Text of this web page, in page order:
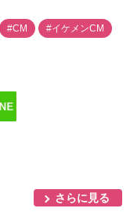
#CM #イケメンCM
さらに見る